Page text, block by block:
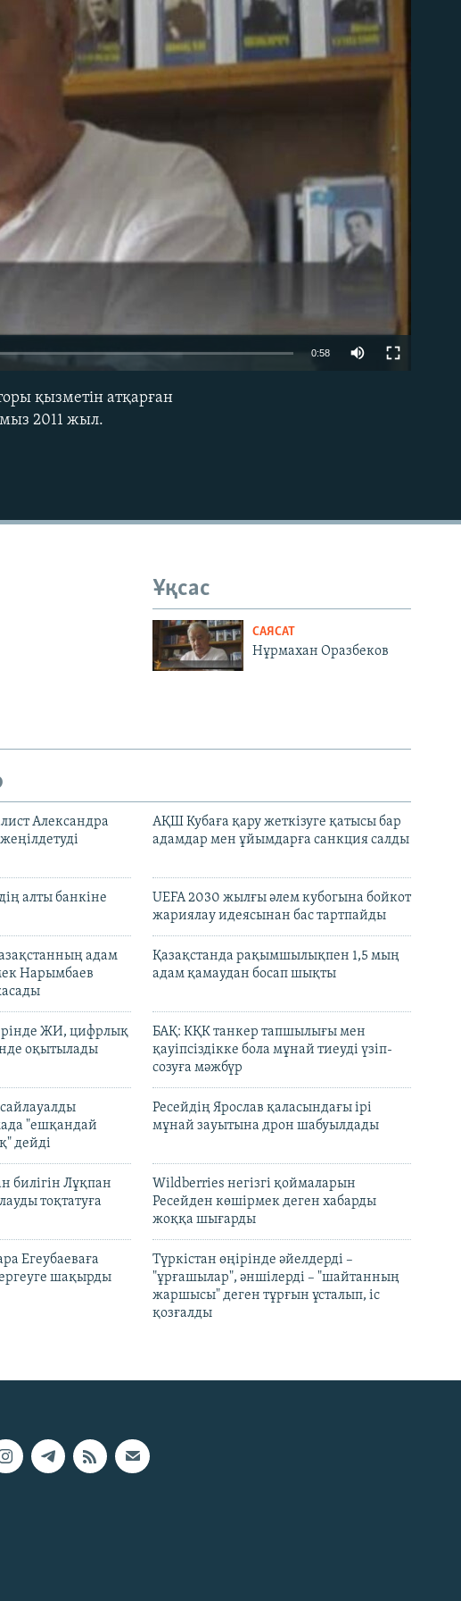
available
0:58
қызметін атқарған
2011 жыл.
Ұқсас
САЯСАТ
Нұрмахан Оразбеков
Александра
АҚШ Кубаға қару жеткізуге қатысы бар
адамдар мен ұйымдарға санкция салды
алты банкіне
UEFA 2030 жылғы әлем кубогына бойкот
жариялау идеясынан бас тартпайды
адам
Нарымбаев
Қазақстанда рақымшылықпен 1,5 мың
адам қамаудан босап шықты
ЖИ, цифрлық
оқытылады
БАҚ: КҚК танкер тапшылығы мен
қауіпсіздікке бола мұнай тиеуді үзіп-
созуға мәжбүр
"ешқандай
дейді
Ресейдің Ярослав қаласындағы ірі
мұнай зауытына дрон шабуылдады
билігін Лұқпан
тоқтатуға
Wildberries негізгі қоймаларын
Ресейден көшірмек деген хабарды
жоққа шығарды
Егеубаеваға
шақырды
Түркістан өңірінде әйелдерді –
"ұрғашылар", әншілерді – "шайтанның
жаршысы" деген тұрғын ұсталып, іс
қозғалды